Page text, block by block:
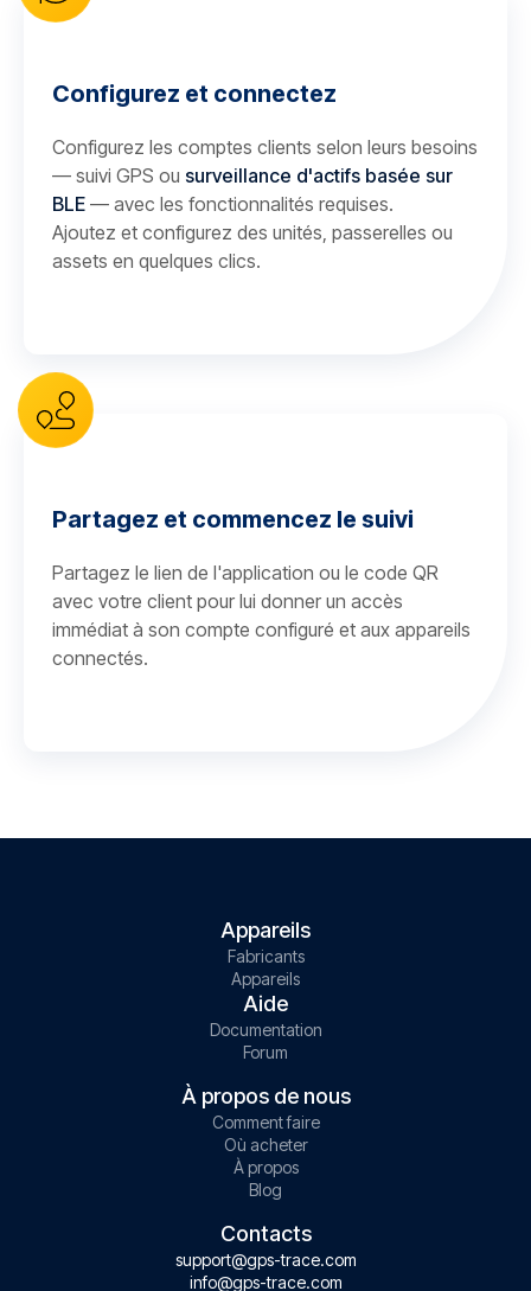
Configurez et connectez
Configurez les comptes clients selon leurs besoins
— suivi GPS ou surveillance d'actifs basée sur
BLE — avec les fonctionnalités requises.
Ajoutez et configurez des unités, passerelles ou
assets en quelques clics.
Partagez et commencez le suivi
Partagez le lien de l'application ou le code QR
avec votre client pour lui donner un accès
immédiat à son compte configuré et aux appareils
connectés.
Appareils
Fabricants
Appareils
Aide
Documentation
Forum
À propos de nous
Comment faire
Où acheter
À propos
Blog
Contacts
support@gps-trace.com
info@gps-trace.com